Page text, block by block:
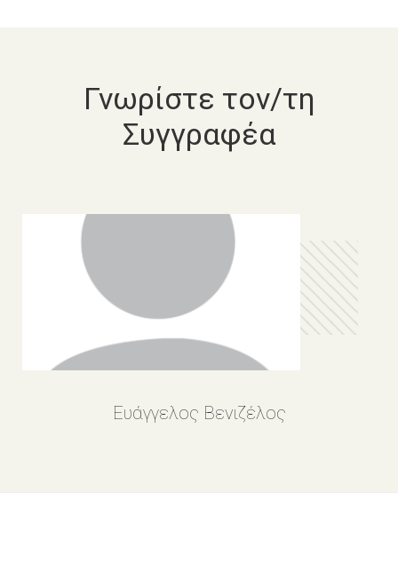
Γνωρίστε τον/τη
Συγγραφέα
Ευάγγελος Βενιζέλος